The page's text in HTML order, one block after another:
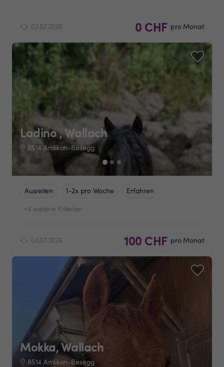
03.07.2026 0 CHF pro Monat
Ladino , Wallach
8514 Amlikon-Bissegg
Ausreiten 1-2x pro Woche
Erfahren
+4 weitere Kriterien
03.07.2026 100 CHF pro Monat
Mokka, Wallach
8514 Amlikon-Bissegg